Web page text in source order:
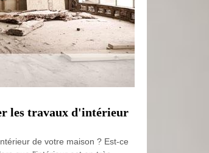
les travaux d'intérieur
de votre maison ? Est-ce